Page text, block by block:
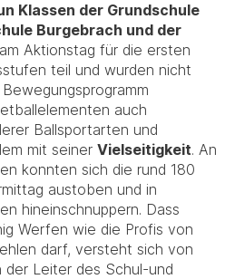
Klassen der Grundschule
Burgebrach und der
am Aktionstag für die ersten
teil und wurden nicht
auch
Ballsportarten und
mit seiner Vielseitigkeit. An
konnten sich die rund 180
austoben und in
hineinschnuppern. Dass
Werfen wie die Profis von
darf, versteht sich von
Leiter des Schul-und